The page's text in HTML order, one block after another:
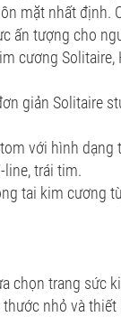
mặt nhất định.
ấn tượng cho
cương Solitaire,
giản Solitaire
với hình dạng
line, trái tim.
tai kim cương
chọn trang sức
nhỏ và